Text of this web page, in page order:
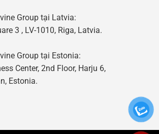
Group tại Latvia:
3 , LV-1010, Riga, Latvia.
Group tại Estonia:
Center, 2nd Floor, Harju 6,
Estonia.